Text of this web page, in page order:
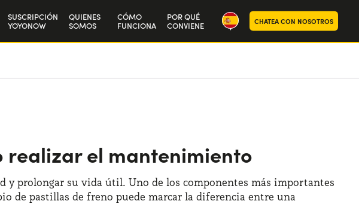
SUSCRIPCIÓN
YOYONOW
QUIENES
SOMOS
CÓMO
FUNCIONA
POR QUÉ
CONVIENE CHATEA CON NOSOTROS
realizar el mantenimiento
prolongar su vida útil. Uno de los componentes más importantes
de pastillas de freno puede marcar la diferencia entre una